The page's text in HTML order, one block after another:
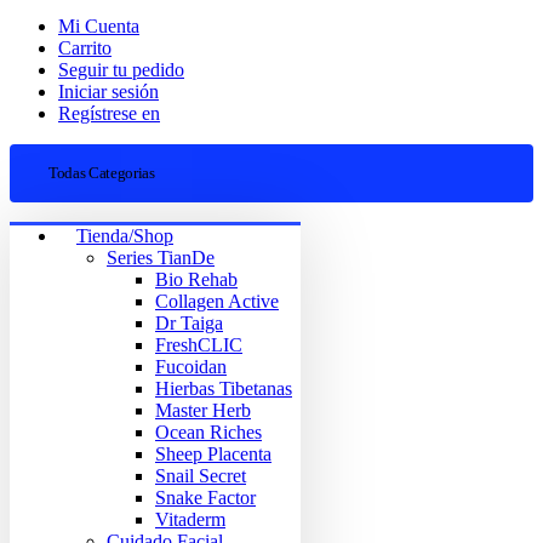
Mi Cuenta
Carrito
Seguir tu pedido
Iniciar sesión
Regístrese en
Todas Categorias
Tienda/Shop
Series TianDe
Bio Rehab
Collagen Active
Dr Taiga
FreshCLIC
Fucoidan
Hierbas Tibetanas
Master Herb
Ocean Riches
Sheep Placenta
Snail Secret
Snake Factor
Vitaderm